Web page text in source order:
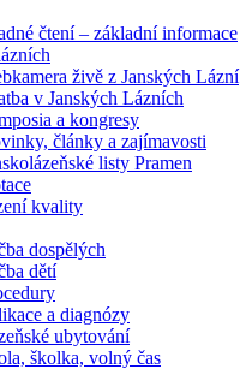
čtení – základní informace
živě z Janských Lázní
v Janských Lázních
a kongresy
články a zajímavosti
listy Pramen
kvality
dospělých
dětí
a diagnózy
ubytování
školka, volný čas